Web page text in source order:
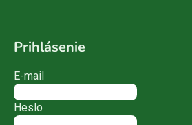
Prihlásenie
E-mail
Heslo